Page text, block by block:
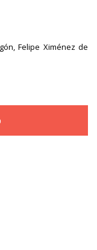
Felipe Ximénez de